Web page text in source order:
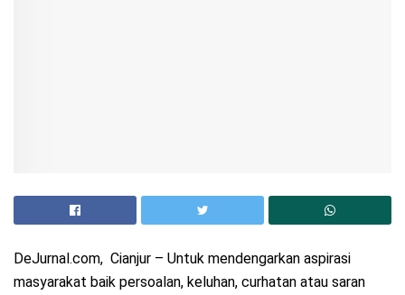
DeJurnal.com, Cianjur – Untuk mendengarkan aspirasi
masyarakat baik persoalan, keluhan, curhatan atau saran